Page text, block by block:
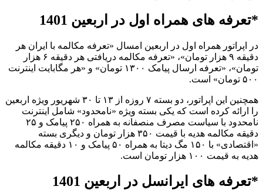
*تعرفه های همراه اول در اربعین 1401
در اپراتور همراه اول در اربعین امسال «تعرفه مکالمه با ایران هر
دقیقه ۹ هزار تومان»، «تعرفه مکالمه دریافتی هر دقیقه ۶ هزار
تومان»، «تعرفه ارسال پیامک ۱۳۰۰ تومان» و «هر مگابایت اینترنت
۵۰۰ تومان» است.
همچنین این اپراتور، دو بسته ۷ روزه از ۱۳ تا ۳۰ شهریور ویژه اربعین
را ارائه کرده است که یکی بسته ویژه «نامحدود» شامل اینترنت
نامحدود با سیاست مصرف منصفانه به همراه ۲۵۰ پیامک و ۲۵
دقیقه مکالمه هدیه با قیمت ۳۵۰ هزار تومان و دیگری بسته
«اقتصادی» با ۱۵۰ مگ دیتا به همراه ۵۰ پیامک و ۱۰ دقیقه مکالمه
هدیه به قیمت ۱۰۰ هزار تومان است.
*تعرفه های ایرانسل در اربعین 1401